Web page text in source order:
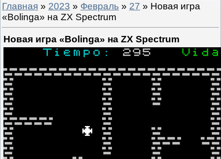
Главная » 2023 » Февраль » 27 » Новая игра
«Bolinga» на ZX Spectrum
Новая игра «Bolinga» на ZX Spectrum